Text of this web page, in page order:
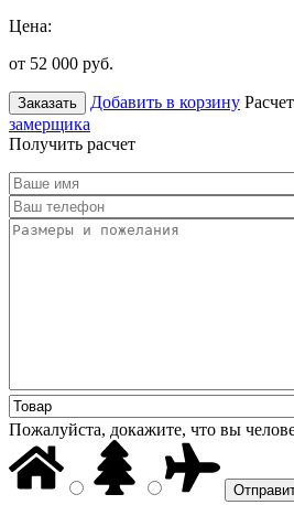
Цена:
от 52 000 руб.
Заказать Добавить в корзину
замерщика
Получить расчет
Пожалуйста, докажите, что вы